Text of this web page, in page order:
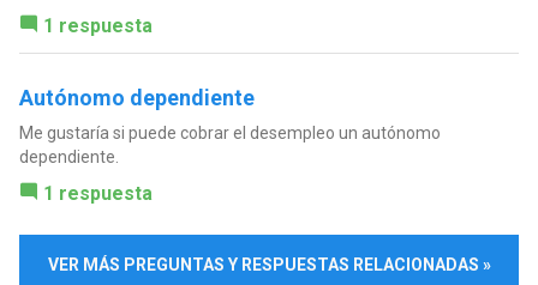
1 respuesta
Autónomo dependiente
Me gustaría si puede cobrar el desempleo un autónomo
dependiente.
1 respuesta
VER MÁS PREGUNTAS Y RESPUESTAS RELACIONADAS »